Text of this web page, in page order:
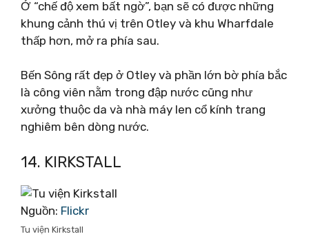
Ở “chế độ xem bất ngờ”, bạn sẽ có được những
khung cảnh thú vị trên Otley và khu Wharfdale
thấp hơn, mở ra phía sau.
Bến Sông rất đẹp ở Otley và phần lớn bờ phía bắc
là công viên nằm trong đập nước cũng như
xưởng thuộc da và nhà máy len cổ kính trang
nghiêm bên dòng nước.
14. KIRKSTALL
Nguồn: Flickr
Tu viện Kirkstall